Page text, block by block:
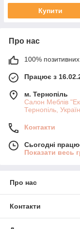
Купити
Про нас
100% позитивних
Працює з
м. Тернопіль
Салон Меблів
Тернопіль,
Контакти
Сьогодні
Показати весь
Про нас
Контакти